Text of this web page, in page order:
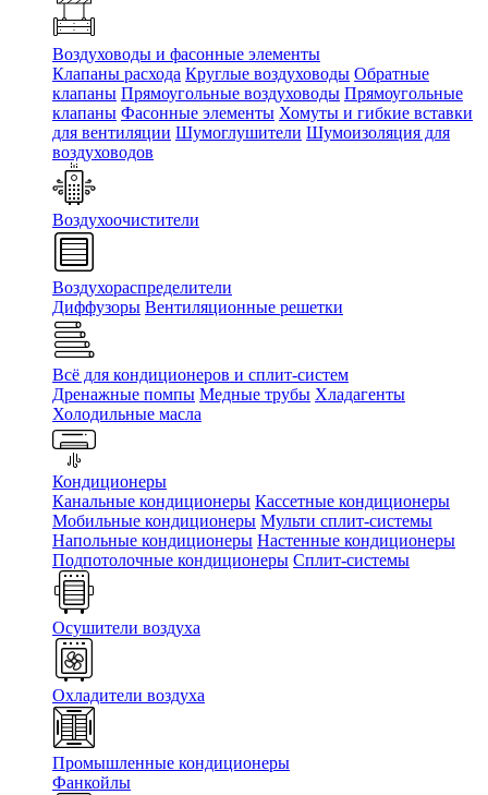
Воздуховоды и фасонные элементы
Клапаны расхода Круглые воздуховоды Обратные
клапаны Прямоугольные воздуховоды Прямоугольные
клапаны Фасонные элементы Хомуты и гибкие вставки
для вентиляции Шумоглушители Шумоизоляция для
воздуховодов
Воздухоочистители
Воздухораспределители
Диффузоры Вентиляционные решетки
Всё для кондиционеров и сплит-систем
Дренажные помпы Медные трубы Хладагенты
Холодильные масла
Кондиционеры
Канальные кондиционеры Кассетные кондиционеры
Мобильные кондиционеры Мульти сплит-системы
Напольные кондиционеры Настенные кондиционеры
Подпотолочные кондиционеры Сплит-системы
Осушители воздуха
Охладители воздуха
Промышленные кондиционеры
Фанкойлы